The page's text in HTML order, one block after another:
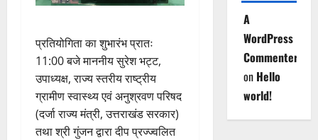
प्रतियोगिता का शुभारंभ प्रातः
11:00 बजे माननीय सुरेश भट्ट,
उपाध्यक्ष, राज्य स्तरीय राष्ट्रीय
ग्रामीण स्वास्थ्य एवं अनुश्रवण परिषद
(दर्जा राज्य मंत्री, उत्तराखंड सरकार)
तथा श्री गुंजन द्वारा दीप प्रज्ज्वलित
A
WordPress
Commenter
on Hello
world!